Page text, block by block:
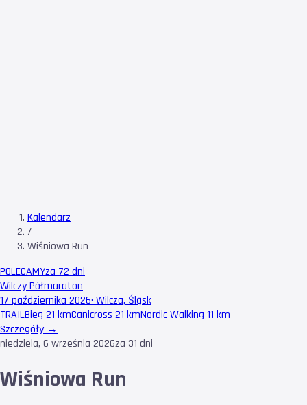
Kalendarz
/
Wiśniowa Run
POLECAMYza 72 dni
Wilczy Półmaraton
17 października 2026· Wilcza, Śląsk
TRAILBieg 21 kmCanicross 21 kmNordic Walking 11 km
Szczegóły →
niedziela, 6 września 2026za 31 dni
Wiśniowa Run